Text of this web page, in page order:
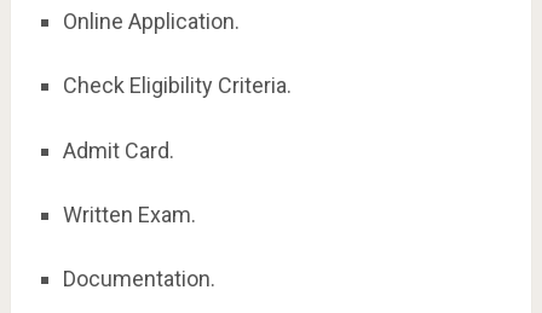
Online Application.
Check Eligibility Criteria.
Admit Card.
Written Exam.
Documentation.